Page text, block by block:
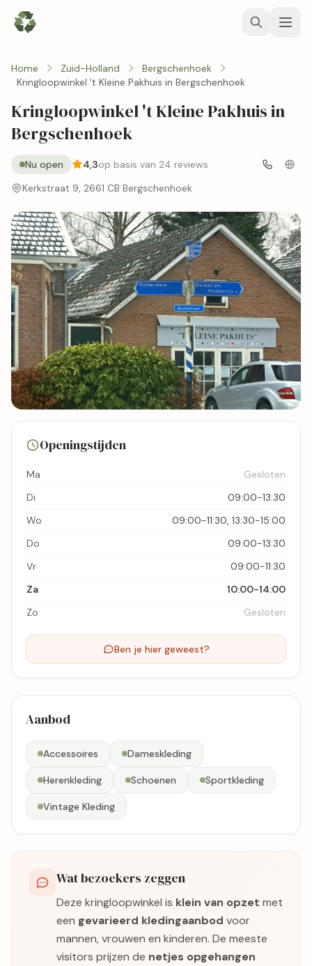
Home Zuid-Holland
Bergschenhoek
Kringloopwinkel 't Kleine Pakhuis in Bergschenhoek
Kringloopwinkel 't Kleine Pakhuis in
Bergschenhoek
Nu open 4,3op basis van 24 reviews
Kerkstraat 9, 2661 CB Bergschenhoek
Bekijk kaart
Openingstijden
Ma
Gesloten
Di
09:00-13:30
Wo
09:00-11:30, 13:30-15:00
Do
09:00-13:30
Vr
09:00-11:30
Za
10:00-14:00
Zo
Gesloten
Ben je hier geweest?
Aanbod
Accessoires Dameskleding
Herenkleding Schoenen Sportkleding
Vintage Kleding
Wat bezoekers zeggen
Deze kringloopwinkel is klein van opzet met
een gevarieerd kledingaanbod voor
mannen, vrouwen en kinderen. De meeste
visitors prijzen de netjes opgehangen